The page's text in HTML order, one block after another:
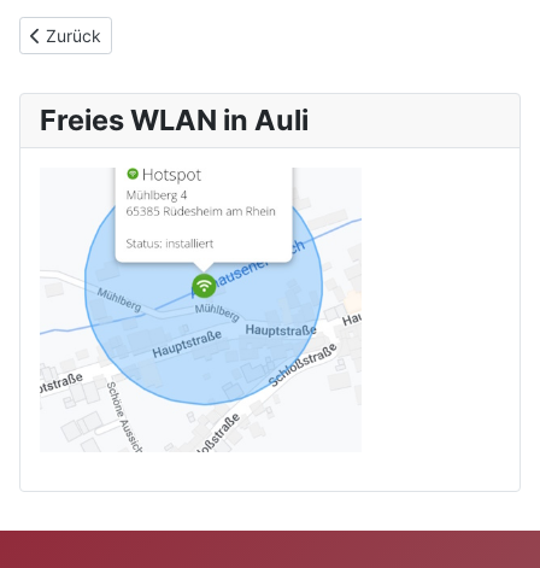
Vorheriger Beitrag: Ahnentafel Retzel
Zurück
Freies WLAN in Auli